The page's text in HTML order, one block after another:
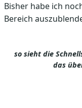
Bisher habe ich
Bereich
so sieht die
das